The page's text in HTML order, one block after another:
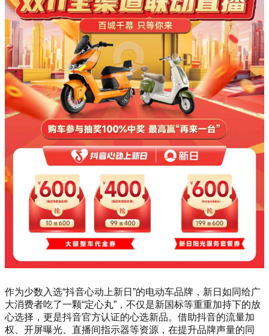
作为少数入选“抖音心动上新日”的电动车品牌，新日如同给广
大消费者吃了一颗“定心丸”，不仅是新国标等重重加持下的放
心选择，更是抖音官方认证的心选新品。借助抖音的流量加
权、开屏曝光、直播间指示器等资源，在提升品牌声量的同